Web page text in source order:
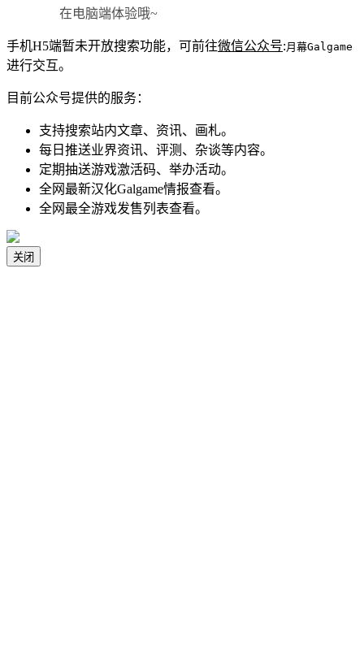
在电脑端体验哦~
手机H5端暂未开放搜索功能，可前往微信公众号:月幕Galgame
进行交互。
目前公众号提供的服务：
支持搜索站内文章、资讯、画札。
每日推送业界资讯、评测、杂谈等内容。
定期抽送游戏激活码、举办活动。
全网最新汉化Galgame情报查看。
全网最全游戏发售列表查看。
关闭